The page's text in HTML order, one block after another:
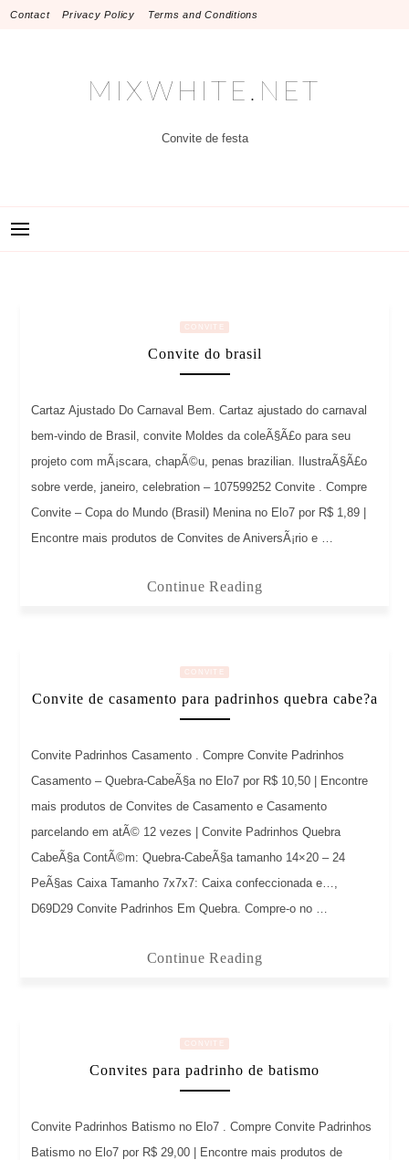
SkipContact Privacy Policy Terms and Conditions
MIXWHITE.NET
Convite de festa
CONVITE
Convite do brasil
Cartaz Ajustado Do Carnaval Bem. Cartaz ajustado do carnaval
bem-vindo de Brasil, convite Moldes da coleÃ§Ã£o para seu
projeto com mÃ¡scara, chapÃ©u, penas brazilian. IlustraÃ§Ã£o
sobre verde, janeiro, celebration – 107599252 Convite . Compre
Convite – Copa do Mundo (Brasil) Menina no Elo7 por R$ 1,89 |
Encontre mais produtos de Convites de AniversÃ¡rio e …
Continue Reading
CONVITE
Convite de casamento para padrinhos quebra cabe?a
Convite Padrinhos Casamento . Compre Convite Padrinhos
Casamento – Quebra-CabeÃ§a no Elo7 por R$ 10,50 | Encontre
mais produtos de Convites de Casamento e Casamento
parcelando em atÃ© 12 vezes | Convite Padrinhos Quebra
CabeÃ§a ContÃ©m: Quebra-CabeÃ§a tamanho 14×20 – 24
PeÃ§as Caixa Tamanho 7x7x7: Caixa confeccionada e…,
D69D29 Convite Padrinhos Em Quebra. Compre-o no …
Continue Reading
CONVITE
Convites para padrinho de batismo
Convite Padrinhos Batismo no Elo7 . Compre Convite Padrinhos
Batismo no Elo7 por R$ 29,00 | Encontre mais produtos de